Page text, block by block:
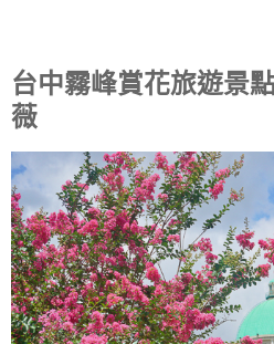
台中霧峰賞花旅遊景
薇